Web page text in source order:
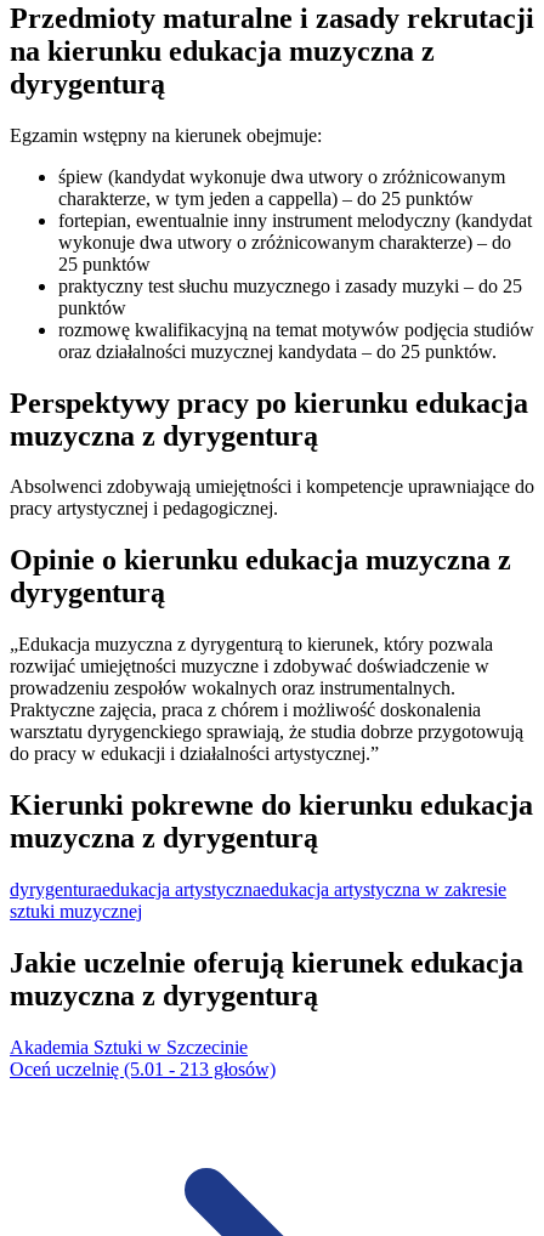
Przedmioty maturalne i zasady rekrutacji
na kierunku edukacja muzyczna z
dyrygenturą
Egzamin wstępny na kierunek obejmuje:
śpiew (kandydat wykonuje dwa utwory o zróżnicowanym
charakterze, w tym jeden a cappella) – do 25 punktów
fortepian, ewentualnie inny instrument melodyczny (kandydat
wykonuje dwa utwory o zróżnicowanym charakterze) – do
25 punktów
praktyczny test słuchu muzycznego i zasady muzyki – do 25
punktów
rozmowę kwalifikacyjną na temat motywów podjęcia studiów
oraz działalności muzycznej kandydata – do 25 punktów.
Perspektywy pracy po kierunku edukacja
muzyczna z dyrygenturą
Absolwenci zdobywają umiejętności i kompetencje uprawniające do
pracy artystycznej i pedagogicznej.
Opinie o kierunku edukacja muzyczna z
dyrygenturą
„Edukacja muzyczna z dyrygenturą to kierunek, który pozwala
rozwijać umiejętności muzyczne i zdobywać doświadczenie w
prowadzeniu zespołów wokalnych oraz instrumentalnych.
Praktyczne zajęcia, praca z chórem i możliwość doskonalenia
warsztatu dyrygenckiego sprawiają, że studia dobrze przygotowują
do pracy w edukacji i działalności artystycznej.”
Kierunki pokrewne do kierunku edukacja
muzyczna z dyrygenturą
dyrygenturaedukacja artystycznaedukacja artystyczna w zakresie
sztuki muzycznej
Jakie uczelnie oferują kierunek edukacja
muzyczna z dyrygenturą
Akademia Sztuki w Szczecinie
Oceń uczelnię (5.01 - 213 głosów)